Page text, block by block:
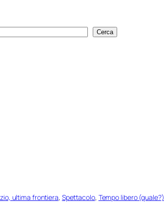
Cerca
ultima frontiera, Spettacolo, Tempo libero (quale?)